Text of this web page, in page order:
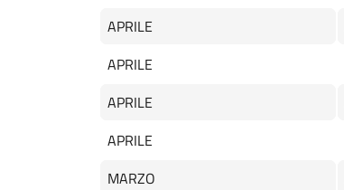
APRILE
APRILE
APRILE
APRILE
MARZO